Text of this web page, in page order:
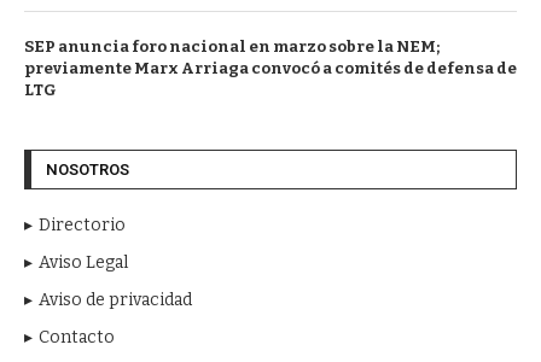
SEP anuncia foro nacional en marzo sobre la NEM;
previamente Marx Arriaga convocó a comités de defensa de
LTG
NOSOTROS
Directorio
Aviso Legal
Aviso de privacidad
Contacto